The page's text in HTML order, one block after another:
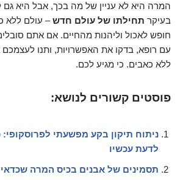
המרה היא לא עניין של מה בכך, אבל היא גם
בעיקר תחילתו של עולם חדש– עולם ללא
חופש לאכול וליהנות מהחיים. אם אתם
עם רופא, בדקו את האפשרויות, ותנו
ללא כאבים. כי מגיע לכם.
פוסטים קשורים לנושא:
ניתוח תיקון בקע מפשעתי
לדעת עכשיו
תסמינים של אבנים בכיס המרה שכדאי